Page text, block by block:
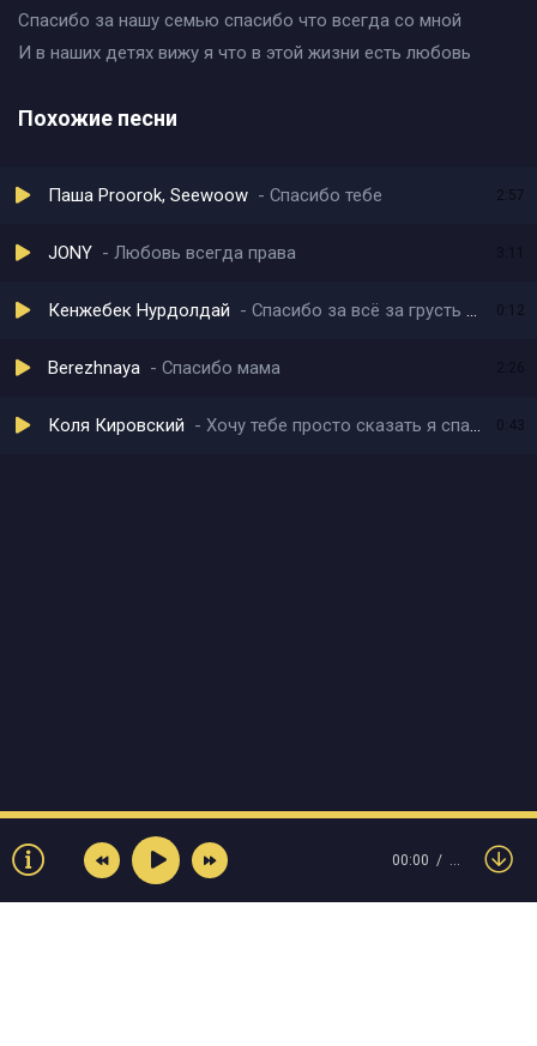
Спасибо за нашу семью спасибо что всегда со мной
И в наших детях вижу я что в этой жизни есть любовь
Похожие песни
Паша Proorok, Seewoow Спасибо тебе 2:57
JONY Любовь всегда права
Кенжебек Нурдолдай Спасибо за всё за грусть и радость 0:12
Berezhnaya Спасибо мама
Коля Кировский Хочу тебе просто сказать я спасибо 0:43
00:00 …